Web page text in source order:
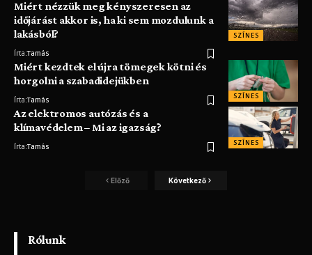
SZÍNES
Miért nézzük meg kényszeresen az
időjárást akkor is, ha ki sem mozdulunk a
lakásból?
Írta:Tamás
SZÍNES
Miért kezdtek el újra tömegek kötni és
horgolni a szabadidejükben
Írta:Tamás
SZÍNES
Az elektromos autózás és a
klímavédelem – Mi az igazság?
Írta:Tamás
Előző Következő
Rólunk